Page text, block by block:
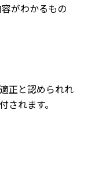
がわかるもの
正と認められれ
されます。